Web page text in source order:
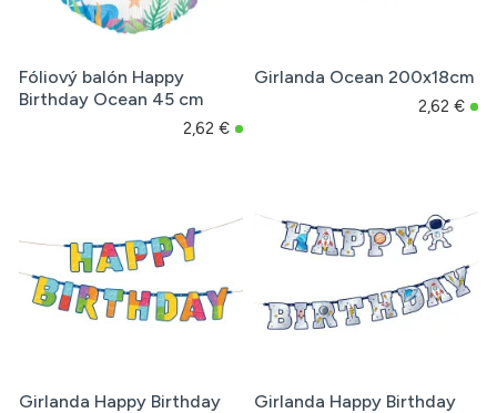
Fóliový balón Happy
Birthday Ocean 45 cm
2,62 €
Girlanda Ocean 200x18cm
2,62 €
Girlanda Happy Birthday
Girlanda Happy Birthday